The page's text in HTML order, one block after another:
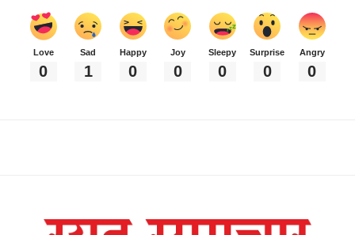
Love
0
Sad
1
Happy
0
Joy
0
Sleepy
0
Surprise
0
Angry
0